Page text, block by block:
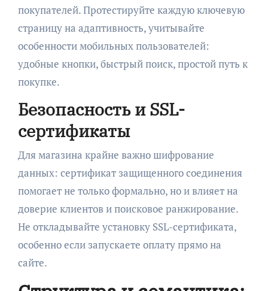
покупателей. Протестируйте каждую ключевую
страницу на адаптивность, учитывайте
особенности мобильных пользователей:
удобные кнопки, быстрый поиск, простой путь к
покупке.
Безопасность и SSL-
сертификаты
Для магазина крайне важно шифрование
данных: сертификат защищенного соединения
помогает не только формально, но и влияет на
доверие клиентов и поисковое ранжирование.
Не откладывайте установку SSL-сертификата,
особенно если запускаете оплату прямо на
сайте.